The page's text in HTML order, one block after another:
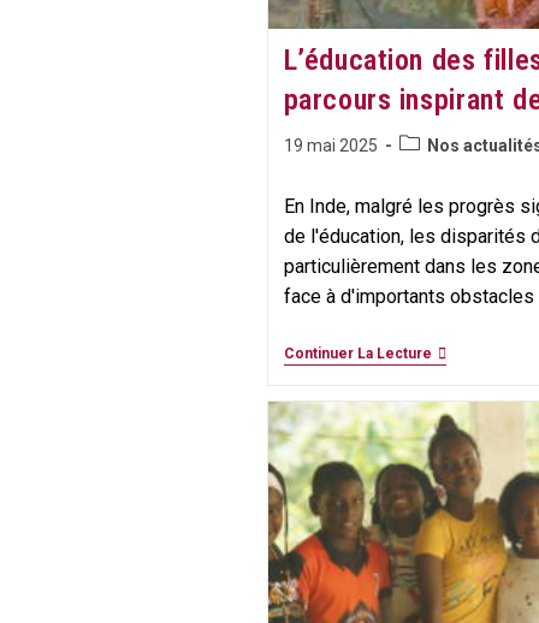
L’éducation des
parcours inspirant
Publication
19 mai 2025
PostNos
En Inde, malgré les progrès
de l'éducation, les disparités
particulièrement dans les
face à d'importants obstacles
Continuer La LectureL’éducation
En
Inde
:
Le
Parcours
Inspirant
De
Jesmin
Khatun